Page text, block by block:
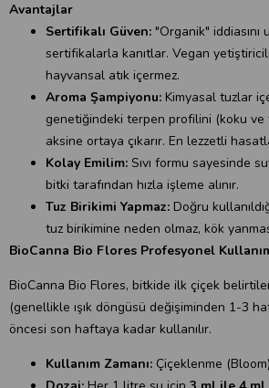
Avantajlar
Sertifikalı Güven: "Organik" iddiasını
sertifikalarla kanıtlar. Vegan
hayvansal atık içermez.
Aroma Şampiyonu: Kimyasal tuzlar
genetiğindeki terpen profilini (koku ve
aksine ortaya çıkarır. En lezzetli
Kolay Emilim: Sıvı formu sayesinde
bitki tarafından hızla işleme alınır.
Tuz Birikimi Yapmaz: Doğru
tuz birikimine neden olmaz, kök
BioCanna Bio Flores Profesyonel
BioCanna Bio Flores, bitkide ilk çiçek
(genellikle ışık döngüsü değişiminden 1-3
öncesi son haftaya kadar kullanılır.
Kullanım Zamanı: Çiçeklenme